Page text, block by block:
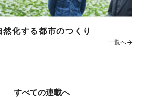
化する都市のつくり
一覧へ
すべての連載へ